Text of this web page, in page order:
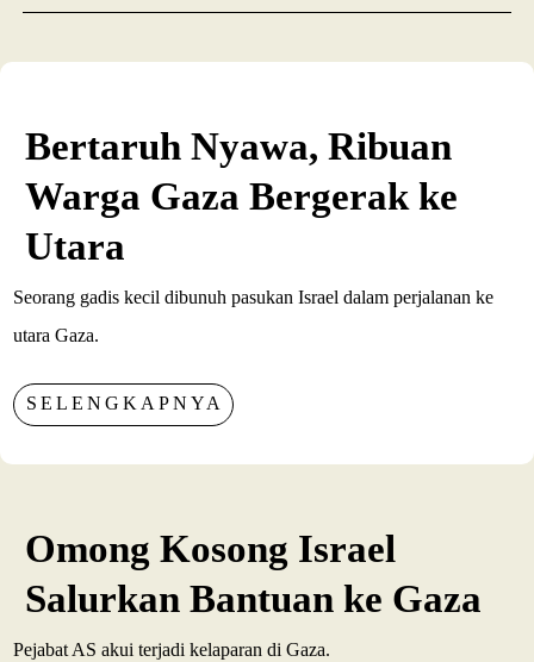
Bertaruh Nyawa, Ribuan
Warga Gaza Bergerak ke
Utara
Seorang gadis kecil dibunuh pasukan Israel dalam perjalanan ke
utara Gaza.
SELENGKAPNYA
Omong Kosong Israel
Salurkan Bantuan ke Gaza
Pejabat AS akui terjadi kelaparan di Gaza.